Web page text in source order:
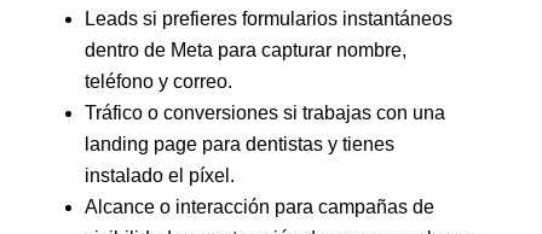
Leads si prefieres formularios instantáneos
dentro de Meta para capturar nombre,
teléfono y correo.
Tráfico o conversiones si trabajas con una
landing page para dentistas y tienes
instalado el píxel.
Alcance o interacción para campañas de